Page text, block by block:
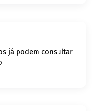
já podem consultar